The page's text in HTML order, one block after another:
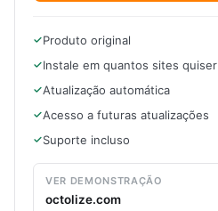
Produto original
Instale em quantos sites quiser
Atualização automática
Acesso a futuras atualizações
Suporte incluso
VER DEMONSTRAÇÃO
octolize.com